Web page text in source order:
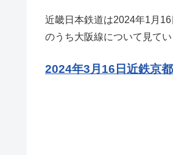
近畿日本鉄道は2024年1月
のうち大阪線について見てい
2024年3月16日近鉄京